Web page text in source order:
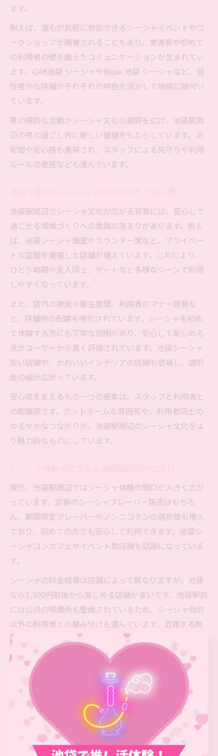
ます。
例えば、誰もが気軽に参加できるシーシャイベントやワ
ークショップが開催されることもあり、常連客や初めて
の利用者の壁を越えたコミュニケーションが生まれてい
ます。OAK池袋 シーシャやMuse 池袋 シーシャなど、個
性豊かな店舗がそれぞれの特色を活かして地域に根付い
ています。
草の根的な活動がシーシャ文化の裾野を広げ、池袋駅周
辺の夜の過ごし方に新しい価値をもたらしています。治
安面や安心感も重視され、スタッフによる見守りや利用
ルールの徹底なども進んでいます。
池袋駅周辺でシーシャ文化が広がる背景には、安心して
過ごせる環境づくりへの意識の高まりがあります。例え
ば、池袋シーシャ個室やカウンター席など、プライベー
トな空間を重視した店舗が増えています。これにより、
ひとり時間や友人同士、デートなど多様なシーンで利用
しやすくなっています。
また、店内の換気や衛生管理、利用者のマナー啓発な
ど、店舗側の配慮も強化されています。シーシャを初め
て体験する方にも丁寧な説明があり、安心して楽しめる
点がユーザーから高く評価されています。池袋シーシャ
安い店舗や、かわいいインテリアの店舗も登場し、選択
肢の幅が広がっています。
安心感を支えるもう一つの要素は、スタッフと利用者と
の距離感です。アットホームな雰囲気や、利用者同士の
ゆるやかなつながりが、池袋駅周辺のシーシャ文化をよ
り魅力的なものにしています。
現在、池袋駅周辺ではシーシャ体験の間口が大きく広が
っています。定番のシーシャフレーバー販売はもちろ
ん、期間限定フレーバーやノンニコチンの選択肢も増え
ており、初めての方でも安心して利用できます。池袋シ
ーシャコンカフェやイベント型店舗も話題になっていま
す。
シーシャの料金相場は店舗によって異なりますが、池袋
なら1,500円前後から楽しめる店舗が多いです。池袋駅前
には公共の喫煙所も整備されているため、シーシャ目的
以外の利用者との棲み分けも進んでいます。混雑する時
間帯や週末は予約が推奨されますが、平日昼間は比較的
ゆったりと過ごせるのも特徴です。
池袋の繁華街という立地を活かし、買い物や映画鑑賞の
合間に立ち寄るなど、日常の中に自然にシーシャ体験を
組み込める点も魅力です。多様なシーンで活用できる池
袋のシーシャ文化を、ぜひ一度体験してみてください。
草の根活動が支える池袋シーシャの魅力発信